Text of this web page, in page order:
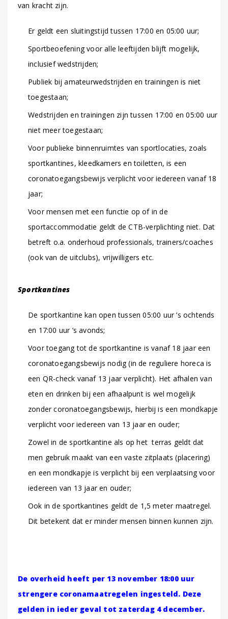
van kracht zijn.
Er geldt een sluitingstijd tussen 17:00 en 05:00 uur;
Sportbeoefening voor alle leeftijden blijft mogelijk,
inclusief wedstrijden;
Publiek bij amateurwedstrijden en trainingen is niet
toegestaan;
Wedstrijden en trainingen zijn tussen 17:00 en 05:00 uur
niet meer toegestaan;
Voor publieke binnenruimtes van sportlocaties, zoals
sportkantines, kleedkamers en toiletten, is een
coronatoegangsbewijs verplicht voor iedereen vanaf 18
jaar;
Voor mensen met een functie op of in de
sportaccommodatie geldt de CTB-verplichting niet. Dat
betreft o.a. onderhoud professionals, trainers/coaches
(ook van de uitclubs), vrijwilligers etc.
Sportkantines
De sportkantine kan open tussen 05:00 uur ’s ochtends
en 17:00 uur ’s avonds;
Voor toegang tot de sportkantine is vanaf 18 jaar een
coronatoegangsbewijs nodig (in de reguliere horeca is
een QR-check vanaf 13 jaar verplicht). Het afhalen van
eten en drinken bij een afhaalpunt is wel mogelijk
zonder coronatoegangsbewijs, hierbij is een mondkapje
verplicht voor iedereen van 13 jaar en ouder;
Zowel in de sportkantine als op het terras geldt dat
men gebruik maakt van een vaste zitplaats (placering)
en een mondkapje is verplicht bij een verplaatsing voor
iedereen van 13 jaar en ouder;
Ook in de sportkantines geldt de 1,5 meter maatregel.
Dit betekent dat er minder mensen binnen kunnen zijn.
De overheid heeft per 13 november 18:00 uur
strengere coronamaatregelen ingesteld. Deze
gelden in ieder geval tot zaterdag 4 december.